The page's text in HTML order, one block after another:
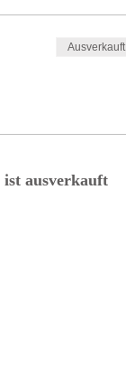
Ausverkauft
ist ausverkauft